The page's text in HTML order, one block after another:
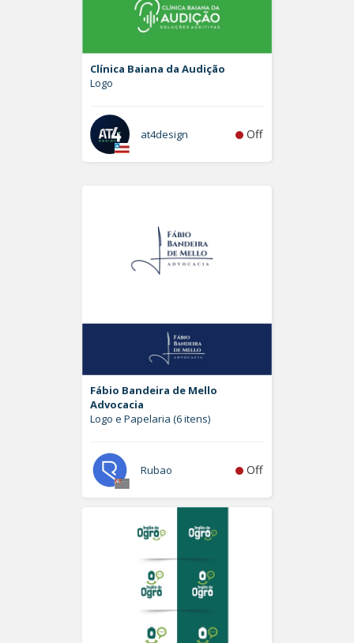
Clínica Baiana da Audição
Logo
at4design Off
Fábio Bandeira de Mello
Advocacia
Logo e Papelaria (6 itens)
Rubao Off